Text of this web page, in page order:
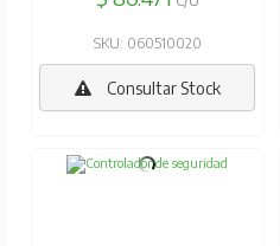
SKU: 060510020
Consultar Stock